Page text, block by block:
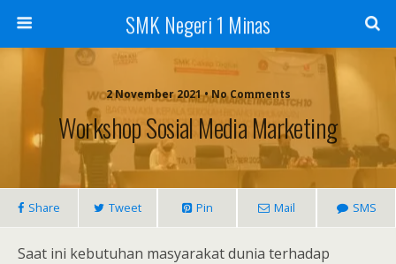
SMK Negeri 1 Minas
2 November 2021 • No Comments
Workshop Sosial Media Marketing
Share Tweet Pin Mail SMS
Saat ini kebutuhan masyarakat dunia terhadap